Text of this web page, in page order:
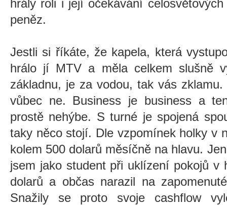
hrály roli i její očekávání
peněz.
Jestli si říkáte, že kapela, která
hrálo jí MTV a měla celkem slušně
základnu, je za vodou, tak vás
vůbec ne. Business je business a
prostě nehýbe. S turné je spojená
taky něco stojí. Dle vzpomínek holky v
kolem 500 dolarů měsíčně na hlavu.
jsem jako student při uklízení pokojů v
dolarů a občas narazil na
Snažily se proto svoje cashflow